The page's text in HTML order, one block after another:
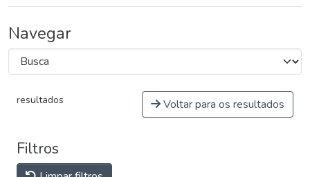
Navegar
resultados Voltar para os resultados
Filtros